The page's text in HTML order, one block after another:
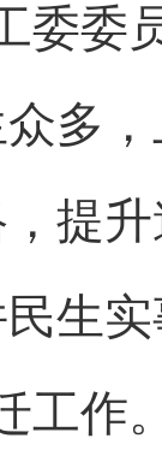
委委
多，
提
生
工作